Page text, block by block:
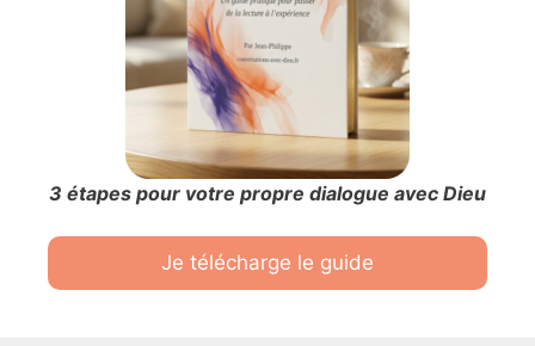
3 étapes pour votre propre dialogue avec Dieu
Je télécharge le guide